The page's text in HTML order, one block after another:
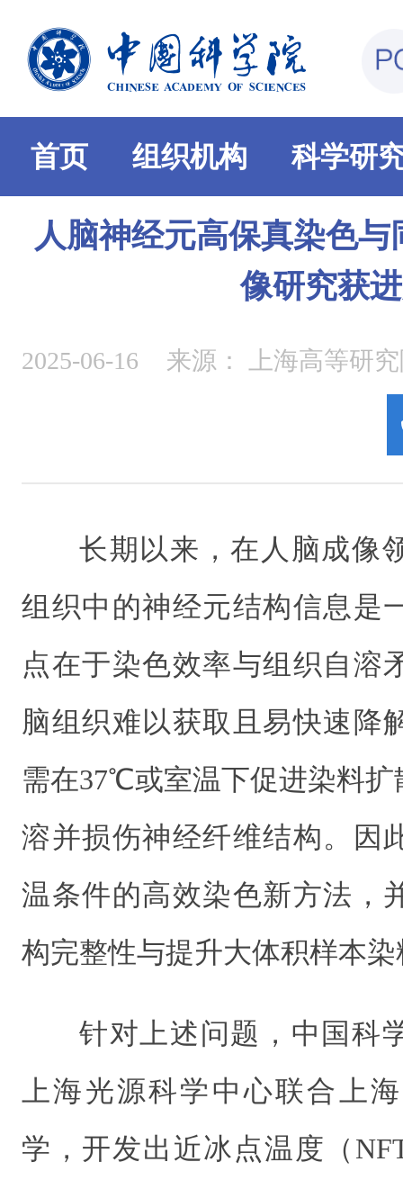
首页 组织机构 科学研
人脑神经元高保真染色
像研究获
2025-06-16 来源： 上海高等研
长期以来，在人脑成像
组织中的神经元结构信息是
点在于染色效率与组织自溶
脑组织难以获取且易快速降
需在37℃或室温下促进染料
溶并损伤神经纤维结构。因
温条件的高效染色新方法，
构完整性与提升大体积样本
针对上述问题，中国科
上海光源科学中心联合上
学，开发出近冰点温度（